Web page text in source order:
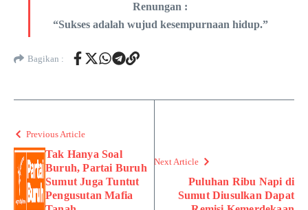
Renungan :
“Sukses adalah wujud kesempurnaan hidup.”
Bagikan :
Previous Article
Tak Hanya Soal
Buruh, Partai Buruh
Sumut Juga Tuntut
Pengusutan Mafia
Next Article
Puluhan Ribu Napi di
Sumut Diusulkan Dapat